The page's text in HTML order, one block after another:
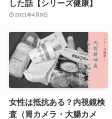
した話【シリーズ健康】
2021年4月9日
女性は抵抗ある？内視鏡検
査（胃カメラ・大腸カメ